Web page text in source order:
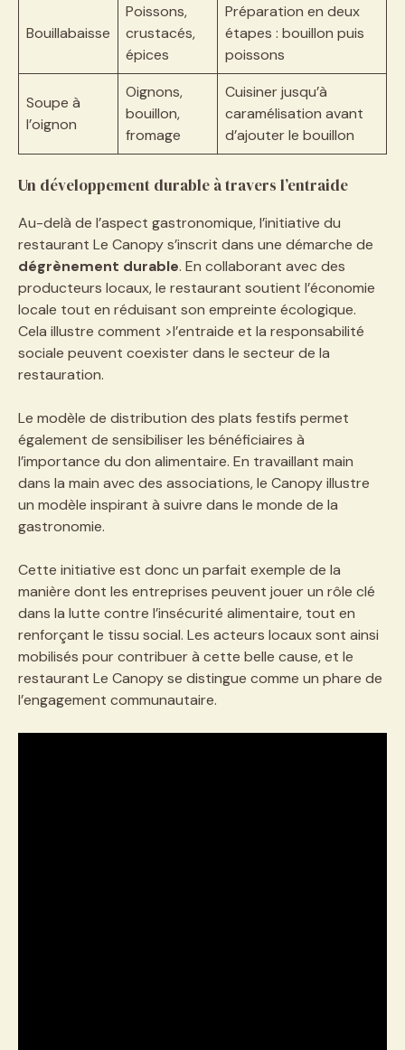
Bouillabaisse
Poissons,
crustacés,
épices
Préparation en deux
étapes : bouillon puis
poissons
Soupe à
l’oignon
Oignons,
bouillon,
fromage
Cuisiner jusqu’à
caramélisation avant
d’ajouter le bouillon
Un développement durable à travers l’entraide
Au-delà de l’aspect gastronomique, l’initiative du
restaurant Le Canopy s’inscrit dans une démarche de
dégrènement durable. En collaborant avec des
producteurs locaux, le restaurant soutient l’économie
locale tout en réduisant son empreinte écologique.
Cela illustre comment >l’entraide et la responsabilité
sociale peuvent coexister dans le secteur de la
restauration.
Le modèle de distribution des plats festifs permet
également de sensibiliser les bénéficiaires à
l’importance du don alimentaire. En travaillant main
dans la main avec des associations, le Canopy illustre
un modèle inspirant à suivre dans le monde de la
gastronomie.
Cette initiative est donc un parfait exemple de la
manière dont les entreprises peuvent jouer un rôle clé
dans la lutte contre l’insécurité alimentaire, tout en
renforçant le tissu social. Les acteurs locaux sont ainsi
mobilisés pour contribuer à cette belle cause, et le
restaurant Le Canopy se distingue comme un phare de
l’engagement communautaire.